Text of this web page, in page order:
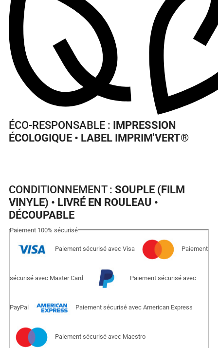
ÉCO-RESPONSABLE : IMPRESSION
ÉCOLOGIQUE • LABEL IMPRIM'VERT®
CONDITIONNEMENT : SOUPLE (FILM
VINYLE) • LIVRÉ EN ROULEAU •
DÉCOUPABLE
Paiement 100% sécurisé
Paiement sécurisé avec Visa Paiement
sécurisé avec Master Card Paiement sécurisé avec
PayPal Paiement sécurisé avec American Express
Paiement sécurisé avec Maestro